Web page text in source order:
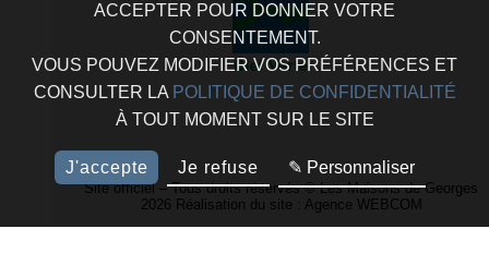
Site officiel – Tous droits réservés © Les Maisons de Georges
2026 Réalisation du site : Agence WEBCOM
ACCEPTER POUR DONNER VOTRE
CONSENTEMENT.
VOUS POUVEZ MODIFIER VOS PRÉFÉRENCES ET
CONSULTER LA POLITIQUE DE CONFIDENTIALITÉ
À TOUT MOMENT SUR LE SITE
J'accepte Je refuse ✎ Personnaliser